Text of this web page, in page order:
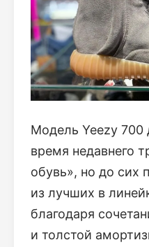
Модель Yeezy 700
время недавнего
обувь», но до сих
из лучших в
благодаря
и толстой